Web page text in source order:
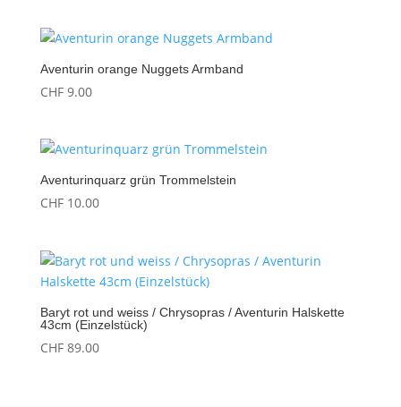
Aventurin orange Nuggets Armband
CHF9.00
Aventurinquarz grün Trommelstein
CHF10.00
Baryt rot und weiss / Chrysopras / Aventurin Halskette
43cm (Einzelstück)
CHF89.00